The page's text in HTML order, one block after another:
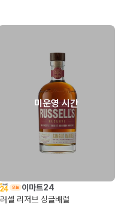
미운영 시간
이마트24
러셀 리저브 싱글배럴